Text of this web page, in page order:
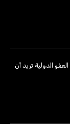
الدولية تريد أن